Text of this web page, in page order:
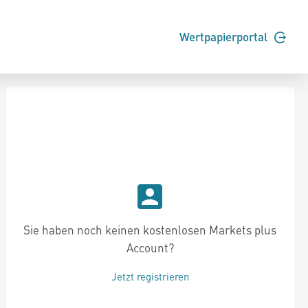
Wertpapierportal
Sie haben noch keinen kostenlosen Markets plus
Account?
Jetzt registrieren